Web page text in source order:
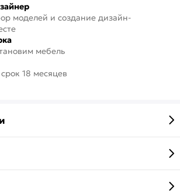
моделей и создание дизайн-
мебель
18 месяцев